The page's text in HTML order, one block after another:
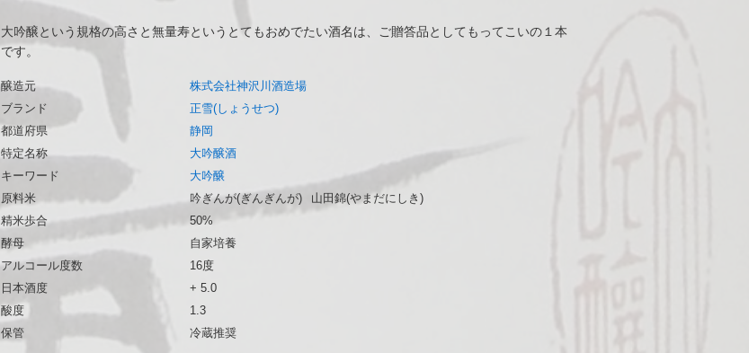
大吟醸という規格の高さと無量寿というとてもおめでたい酒名は、ご贈答品としてもってこいの１本
です。
醸造元
株式会社神沢川酒造場
ブランド
正雪(しょうせつ)
都道府県
静岡
特定名称
大吟醸酒
キーワード
大吟醸
原料米
吟ぎんが(ぎんぎんが)
山田錦(やまだにしき)
精米歩合
50%
酵母
自家培養
アルコール度数
16度
日本酒度
+ 5.0
酸度
1.3
保管
冷蔵推奨